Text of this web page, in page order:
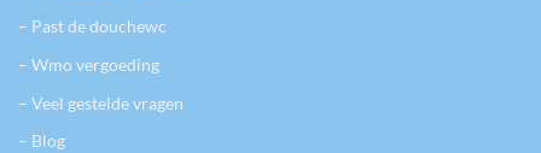
– Past de douchewc
– Wmo vergoeding
– Veel gestelde vragen
– Blog